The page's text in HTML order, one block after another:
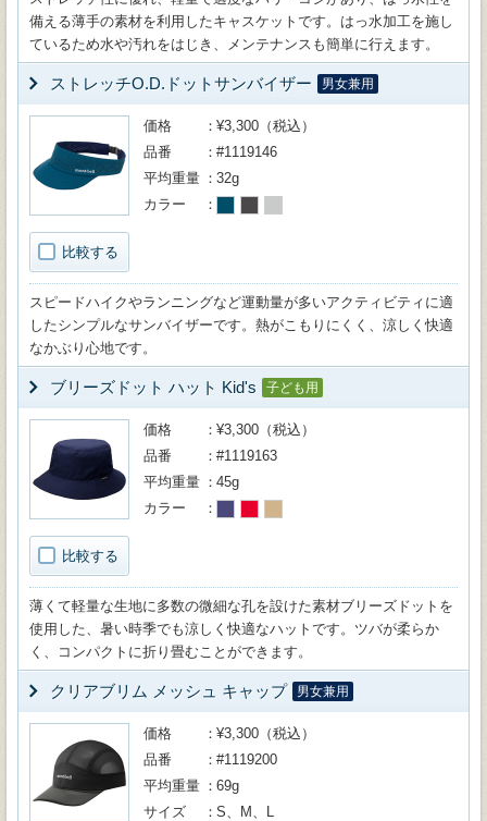
備える薄手の素材を利用したキャスケットです。はっ水加工を施し
ているため水や汚れをはじき、メンテナンスも簡単に行えます。
ストレッチO.D.ドットサンバイザー 男女兼用
比較する
価格
¥3,300（税込）
品番
#1119146
平均重量
32g
カラー
スピードハイクやランニングなど運動量が多いアクティビティに適
したシンプルなサンバイザーです。熱がこもりにくく、涼しく快適
なかぶり心地です。
ブリーズドット ハット Kid's 子ども用
比較する
価格
¥3,300（税込）
品番
#1119163
平均重量
45g
カラー
薄くて軽量な生地に多数の微細な孔を設けた素材ブリーズドットを
使用した、暑い時季でも涼しく快適なハットです。ツバが柔らか
く、コンパクトに折り畳むことができます。
クリアブリム メッシュ キャップ 男女兼用
価格
¥3,300（税込）
品番
#1119200
平均重量
69g
サイズ
S、M、L